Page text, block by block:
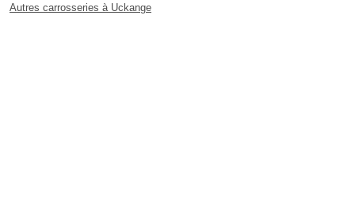
Autres carrosseries à Uckange